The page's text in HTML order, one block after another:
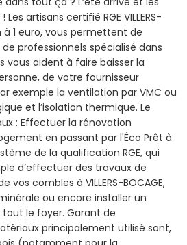
artisans certifié RGE VILLERS-
à 1 euro, vous permettent de
professionnels spécialisé dans
vous aident à faire baisser la
de votre fournisseur
exemple la ventilation par VMC ou
et l’isolation thermique. Le
: Effectuer la rénovation
en passant par l'Éco Prêt à
de la qualification RGE, qui
d’effectuer des travaux de
vos combles à VILLERS-BOCAGE,
ou encore installer un
le foyer. Garant de
principalement utilisé sont,